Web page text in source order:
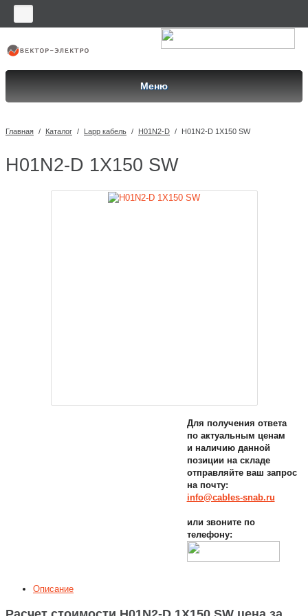
Меню
Главная / Каталог / Lapp кабель / H01N2-D / H01N2-D 1X150 SW
H01N2-D 1X150 SW
Для получения ответа
по актуальным ценам
и наличию данной
позиции на складе
отправляйте ваш запрос
на почту:
info@cables-snab.ru
или звоните по
телефону:
Описание